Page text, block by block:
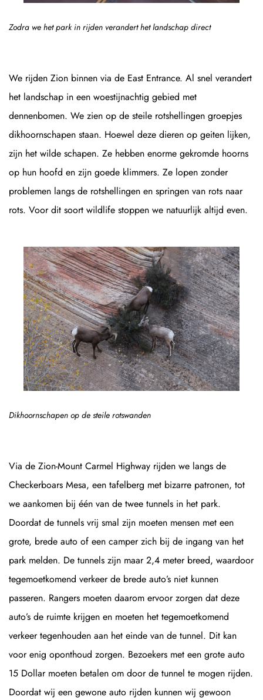
Zodra we het park in rijden verandert het landschap direct
We rijden Zion binnen via de East Entrance. Al snel verandert
het landschap in een woestijnachtig gebied met
dennenbomen. We zien op de steile rotshellingen groepjes
dikhoornschapen staan. Hoewel deze dieren op geiten lijken,
zijn het wilde schapen. Ze hebben enorme gekromde hoorns
op hun hoofd en zijn goede klimmers. Ze lopen zonder
problemen langs de rotshellingen en springen van rots naar
rots. Voor dit soort wildlife stoppen we natuurlijk altijd even.
Dikhoornschapen op de steile rotswanden
Via de Zion-Mount Carmel Highway rijden we langs de
Checkerboars Mesa, een tafelberg met bizarre patronen, tot
we aankomen bij één van de twee tunnels in het park.
Doordat de tunnels vrij smal zijn moeten mensen met een
grote, brede auto of een camper zich bij de ingang van het
park melden. De tunnels zijn maar 2,4 meter breed, waardoor
tegemoetkomend verkeer de brede auto’s niet kunnen
passeren. Rangers moeten daarom ervoor zorgen dat deze
auto’s de ruimte krijgen en moeten het tegemoetkomend
verkeer tegenhouden aan het einde van de tunnel. Dit kan
voor enig oponthoud zorgen. Bezoekers met een grote auto
15 Dollar moeten betalen om door de tunnel te mogen rijden.
Doordat wij een gewone auto rijden kunnen wij gewoon